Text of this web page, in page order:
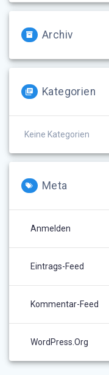
Archiv
Kategorien
Keine Kategorien
Meta
Anmelden
Eintrags-Feed
Kommentar-Feed
WordPress.org